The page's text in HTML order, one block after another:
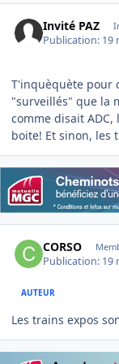
Invité PAZ
Publication: 19
T'inquèquète pour
"surveillés" que la
comme disait
boite! Et sinon, les
CORSO
Publication: 19
AUTEUR
Les trains expos